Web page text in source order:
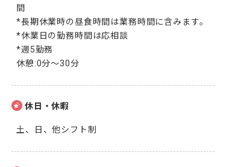
間
*長期休業時の昼食時間は業務時間に含みます。
*休業日の勤務時間は応相談
*週5勤務
休憩:0分～30分
休日・休暇
土、日、他シフト制